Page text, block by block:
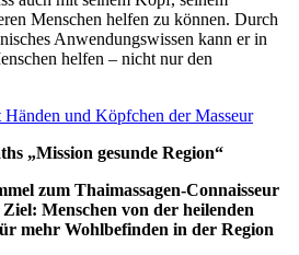
Menschen helfen zu können. Durch
Anwendungswissen kann er in
helfen – nicht nur den
und Köpfchen der Masseur
„Mission gesunde Region“
zum Thaimassagen-Connaisseur
Menschen von der heilenden
mehr Wohlbefinden in der Region